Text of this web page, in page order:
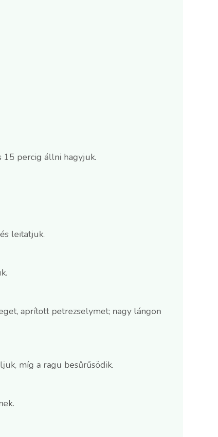
15 percig állni hagyjuk.
leitatjuk.
aprított petrezselymet; nagy lángon
míg a ragu besűrűsödik.